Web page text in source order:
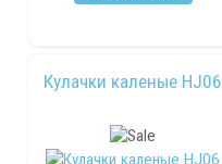
Кулачки каленые HJ06